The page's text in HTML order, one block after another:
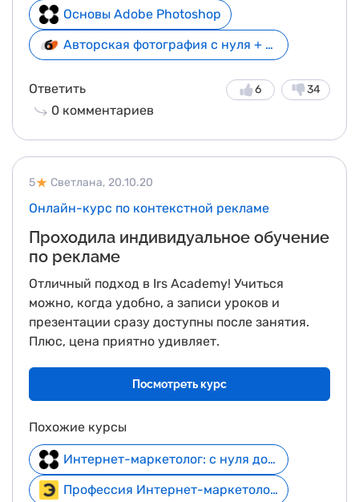
отработкой все становится легче, и результаты
становятся более автоматизированными.
Основы Adobe Photoshop
Авторская фотография с нуля + 3 курса в подарок
Ответить
0 комментариев
34
6
5 20.10.20
Светлана,
Онлайн-курс по контекстной рекламе
Проходила индивидуальное обучение
по рекламе
Отличный подход в Irs Academy! Учиться
можно, когда удобно, а записи уроков и
презентации сразу доступны после занятия.
Плюс, цена приятно удивляет.
Посмотреть курс
Похожие курсы
Интернет-маркетолог: с нуля до специалиста + курс в подарок
Профессия Интернет-маркетолог с нуля + курс в подарок